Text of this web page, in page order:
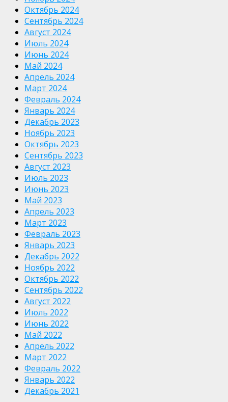
Октябрь 2024
Сентябрь 2024
Август 2024
Июль 2024
Июнь 2024
Май 2024
Апрель 2024
Март 2024
Февраль 2024
Январь 2024
Декабрь 2023
Ноябрь 2023
Октябрь 2023
Сентябрь 2023
Август 2023
Июль 2023
Июнь 2023
Май 2023
Апрель 2023
Март 2023
Февраль 2023
Январь 2023
Декабрь 2022
Ноябрь 2022
Октябрь 2022
Сентябрь 2022
Август 2022
Июль 2022
Июнь 2022
Май 2022
Апрель 2022
Март 2022
Февраль 2022
Январь 2022
Декабрь 2021